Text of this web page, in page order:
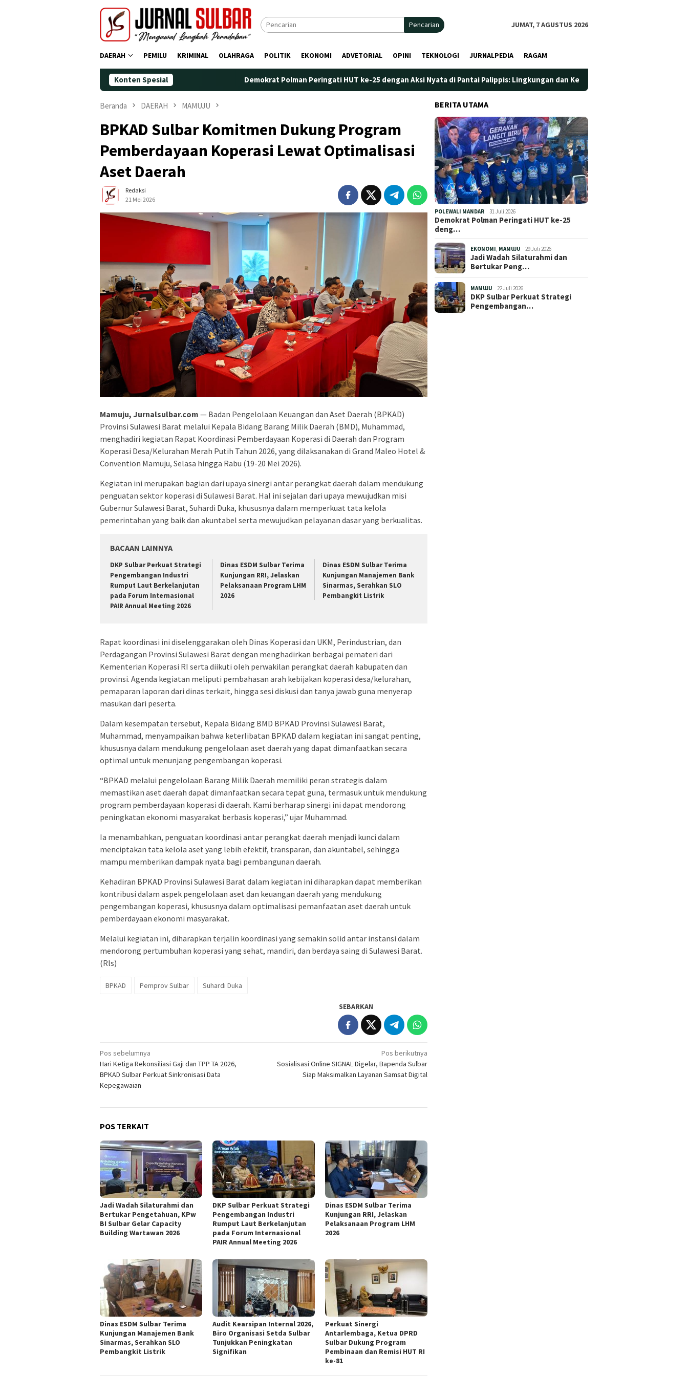
Pencarian JUMAT, 7 AGUSTUS 2026
DAERAH PEMILU KRIMINAL OLAHRAGA POLITIK EKONOMI ADVETORIAL OPINI TEKNOLOGI JURNALPEDIA RAGAM
Konten Spesial Demokrat Polman Peringati HUT ke-25 dengan Aksi Nyata di Pantai Palippis: Lingkungan dan Kesehatan Jadi Prioritas
Beranda DAERAH MAMUJU
BPKAD Sulbar Komitmen Dukung Program
Pemberdayaan Koperasi Lewat Optimalisasi
Aset Daerah
Redaksi
21 Mei 2026
Mamuju, Jurnalsulbar.com — Badan Pengelolaan Keuangan dan Aset Daerah (BPKAD)
Provinsi Sulawesi Barat melalui Kepala Bidang Barang Milik Daerah (BMD), Muhammad,
menghadiri kegiatan Rapat Koordinasi Pemberdayaan Koperasi di Daerah dan Program
Koperasi Desa/Kelurahan Merah Putih Tahun 2026, yang dilaksanakan di Grand Maleo Hotel &
Convention Mamuju, Selasa hingga Rabu (19-20 Mei 2026).
Kegiatan ini merupakan bagian dari upaya sinergi antar perangkat daerah dalam mendukung
penguatan sektor koperasi di Sulawesi Barat. Hal ini sejalan dari upaya mewujudkan misi
Gubernur Sulawesi Barat, Suhardi Duka, khususnya dalam memperkuat tata kelola
pemerintahan yang baik dan akuntabel serta mewujudkan pelayanan dasar yang berkualitas.
BACAAN LAINNYA
DKP Sulbar Perkuat Strategi
Pengembangan Industri
Rumput Laut Berkelanjutan
pada Forum Internasional
PAIR Annual Meeting 2026
Dinas ESDM Sulbar Terima
Kunjungan RRI, Jelaskan
Pelaksanaan Program LHM
2026
Dinas ESDM Sulbar Terima
Kunjungan Manajemen Bank
Sinarmas, Serahkan SLO
Pembangkit Listrik
Rapat koordinasi ini diselenggarakan oleh Dinas Koperasi dan UKM, Perindustrian, dan
Perdagangan Provinsi Sulawesi Barat dengan menghadirkan berbagai pemateri dari
Kementerian Koperasi RI serta diikuti oleh perwakilan perangkat daerah kabupaten dan
provinsi. Agenda kegiatan meliputi pembahasan arah kebijakan koperasi desa/kelurahan,
pemaparan laporan dari dinas terkait, hingga sesi diskusi dan tanya jawab guna menyerap
masukan dari peserta.
Dalam kesempatan tersebut, Kepala Bidang BMD BPKAD Provinsi Sulawesi Barat,
Muhammad, menyampaikan bahwa keterlibatan BPKAD dalam kegiatan ini sangat penting,
khususnya dalam mendukung pengelolaan aset daerah yang dapat dimanfaatkan secara
optimal untuk menunjang pengembangan koperasi.
“BPKAD melalui pengelolaan Barang Milik Daerah memiliki peran strategis dalam
memastikan aset daerah dapat dimanfaatkan secara tepat guna, termasuk untuk mendukung
program pemberdayaan koperasi di daerah. Kami berharap sinergi ini dapat mendorong
peningkatan ekonomi masyarakat berbasis koperasi,” ujar Muhammad.
Ia menambahkan, penguatan koordinasi antar perangkat daerah menjadi kunci dalam
menciptakan tata kelola aset yang lebih efektif, transparan, dan akuntabel, sehingga
mampu memberikan dampak nyata bagi pembangunan daerah.
Kehadiran BPKAD Provinsi Sulawesi Barat dalam kegiatan ini diharapkan dapat memberikan
kontribusi dalam aspek pengelolaan aset dan keuangan daerah yang mendukung
pengembangan koperasi, khususnya dalam optimalisasi pemanfaatan aset daerah untuk
pemberdayaan ekonomi masyarakat.
Melalui kegiatan ini, diharapkan terjalin koordinasi yang semakin solid antar instansi dalam
mendorong pertumbuhan koperasi yang sehat, mandiri, dan berdaya saing di Sulawesi Barat.
(Rls)
BPKAD Pemprov Sulbar Suhardi Duka
SEBARKAN
Navigasi
pos
Pos sebelumnya
Hari Ketiga Rekonsiliasi Gaji dan TPP TA 2026,
BPKAD Sulbar Perkuat Sinkronisasi Data
Kepegawaian
Pos berikutnya
Sosialisasi Online SIGNAL Digelar, Bapenda Sulbar
Siap Maksimalkan Layanan Samsat Digital
POS TERKAIT
Jadi Wadah Silaturahmi dan
Bertukar Pengetahuan, KPw
BI Sulbar Gelar Capacity
Building Wartawan 2026
DKP Sulbar Perkuat Strategi
Pengembangan Industri
Rumput Laut Berkelanjutan
pada Forum Internasional
PAIR Annual Meeting 2026
Dinas ESDM Sulbar Terima
Kunjungan RRI, Jelaskan
Pelaksanaan Program LHM
2026
Dinas ESDM Sulbar Terima
Kunjungan Manajemen Bank
Sinarmas, Serahkan SLO
Pembangkit Listrik
Audit Kearsipan Internal 2026,
Biro Organisasi Setda Sulbar
Tunjukkan Peningkatan
Signifikan
Perkuat Sinergi
Antarlembaga, Ketua DPRD
Sulbar Dukung Program
Pembinaan dan Remisi HUT RI
ke-81
BERITA UTAMA
POLEWALI MANDAR 31 Juli 2026
Demokrat Polman Peringati HUT ke-25
deng…
EKONOMI MAMUJU 29 Juli 2026
Jadi Wadah Silaturahmi dan
Bertukar Peng…
MAMUJU 22 Juli 2026
DKP Sulbar Perkuat Strategi
Pengembangan…